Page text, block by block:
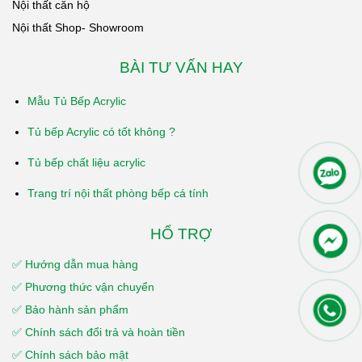
Nội thất căn hộ
Nội thất Shop- Showroom
BÀI TƯ VẤN HAY
Mẫu Tủ Bếp Acrylic
Tủ bếp Acrylic có tốt không ?
Tủ bếp chất liệu acrylic
Trang trí nội thất phòng bếp cá tính
HỔ TRỢ
✅ Hướng dẫn mua hàng
✅ Phương thức vận chuyển
✅ Bảo hành sản phẩm
✅ Chính sách đổi trả và hoàn tiền
✅ Chính sách bảo mật